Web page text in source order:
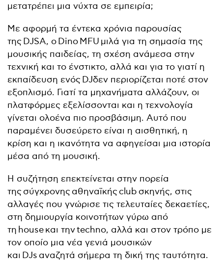
μετατρέπει μια νύχτα σε εμπειρία;
Με αφορμή τα έντεκα χρόνια παρουσίας
της DJSA, ο Dino MFU μιλά για τη σημασία της
μουσικής παιδείας, τη σχέση ανάμεσα στην
τεχνική και το ένστικτο, αλλά και για το γιατί η
εκπαίδευση ενός DJδεν περιορίζεται ποτέ στον
εξοπλισμό. Γιατί τα μηχανήματα αλλάζουν, οι
πλατφόρμες εξελίσσονται και η τεχνολογία
γίνεται ολοένα πιο προσβάσιμη. Αυτό που
παραμένει δυσεύρετο είναι η αισθητική, η
κρίση και η ικανότητα να αφηγείσαι μια ιστορία
μέσα από τη μουσική.
Η συζήτηση επεκτείνεται στην πορεία
της σύγχρονης αθηναϊκής club σκηνής, στις
αλλαγές που γνώρισε τις τελευταίες δεκαετίες,
στη δημιουργία κοινοτήτων γύρω από
τη house και την techno, αλλά και στον τρόπο με
τον οποίο μια νέα γενιά μουσικών
και DJs αναζητά σήμερα τη δική της ταυτότητα.